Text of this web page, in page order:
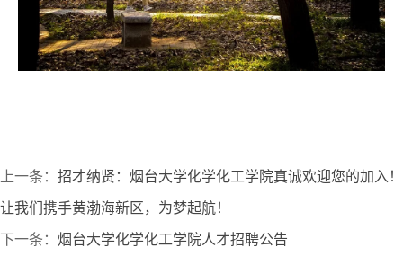
上一条： 招才纳贤：烟台大学化学化工学院真诚欢迎您的加入！
让我们携手黄渤海新区，为梦起航！
下一条： 烟台大学化学化工学院人才招聘公告